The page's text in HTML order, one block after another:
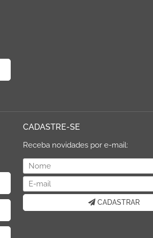
CADASTRE-SE
Receba novidades por e-mail:
CADASTRAR